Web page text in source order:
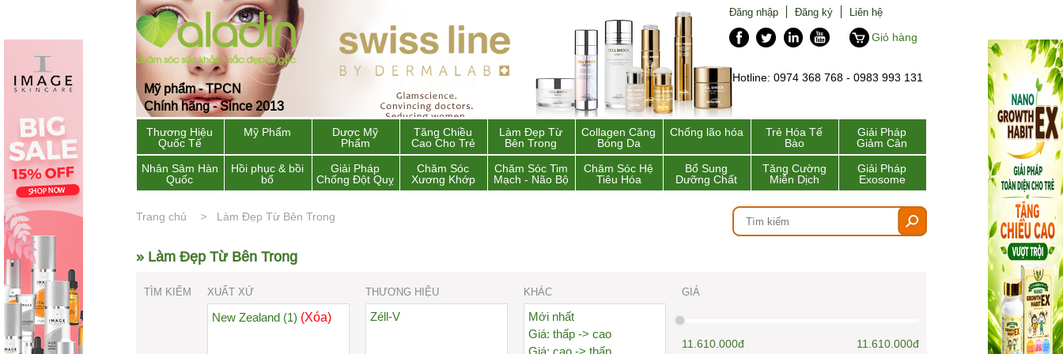
Mỹ phẩm - TPCN
Chính hãng - Since 2013
Đăng nhập Đăng ký
Liên hệ
Giỏ hàng
Hotline: 0974 368 768 - 0983 993 131
Thương Hiệu
Quốc Tế
Mỹ Phẩm
Dược Mỹ
Phẩm
Tăng Chiều
Cao Cho Trẻ
Làm Đẹp Từ
Bên Trong
Collagen Căng
Bóng Da
Chống lão hóa
Trẻ Hóa Tế
Bào
Giải Pháp
Giảm Cân
Nhân Sâm Hàn
Quốc
Hồi phục & bồi
bổ
Giải Pháp
Chống Đột Quỵ
Chăm Sóc
Xương Khớp
Chăm Sóc Tim
Mạch - Não Bộ
Chăm Sóc Hệ
Tiêu Hóa
Bổ Sung
Dưỡng Chất
Tăng Cường
Miễn Dịch
Giải Pháp
Exosome
Trang chủ Làm Đẹp Từ Bên Trong
» Làm Đẹp Từ Bên Trong
TÌM KIẾM XUẤT XỨ
New Zealand (1) (Xóa)
THƯƠNG HIỆU
Zéll-V
KHÁC
Mới nhất
Giá: thấp -> cao
Giá: cao -> thấp
GIÁ
11.610.000đ 11.610.000đ